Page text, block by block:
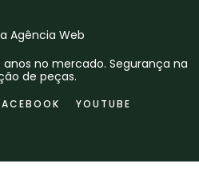
Agência Web
no mercado. Segurança na
de peças.
YOUTUBE